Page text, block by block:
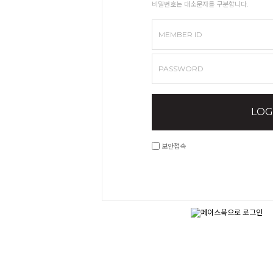
비밀번호는 대소문자를 구분합니다.
MEMBER ID
PASSWORD
보안접속